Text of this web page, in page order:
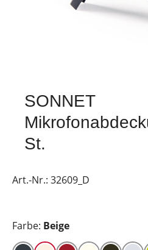
SONNET
St.
Art.-Nr.: 32609_D
Farbe: Beige